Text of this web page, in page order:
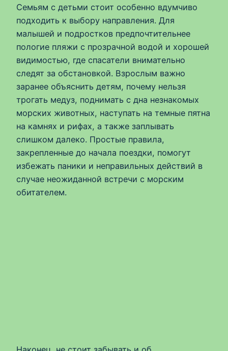
Семьям с детьми стоит особенно вдумчиво
подходить к выбору направления. Для
малышей и подростков предпочтительнее
пологие пляжи с прозрачной водой и хорошей
видимостью, где спасатели внимательно
следят за обстановкой. Взрослым важно
заранее объяснить детям, почему нельзя
трогать медуз, поднимать с дна незнакомых
морских животных, наступать на темные пятна
на камнях и рифах, а также заплывать
слишком далеко. Простые правила,
закрепленные до начала поездки, помогут
избежать паники и неправильных действий в
случае неожиданной встречи с морским
обитателем.